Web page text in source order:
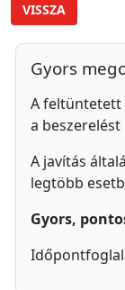
VISSZA
Gyors
A feltüntetett
a
A javítás
legtöbb
Gyors,